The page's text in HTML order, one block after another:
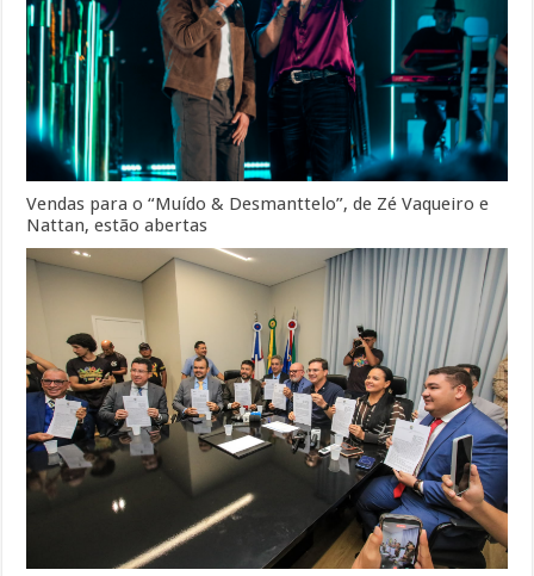
Vendas para o “Muído & Desmanttelo”, de Zé Vaqueiro e
Nattan, estão abertas